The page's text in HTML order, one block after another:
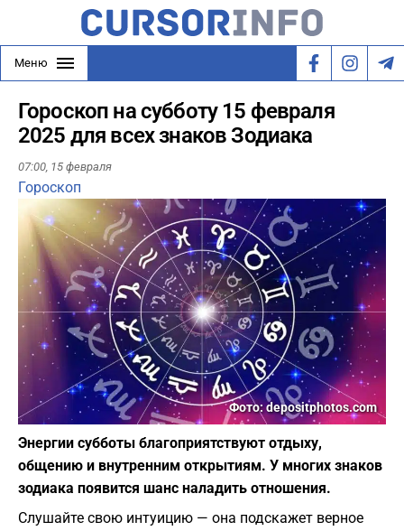
Меню
Гороскоп на субботу 15 февраля
2025 для всех знаков Зодиака
07:00, 15 февраля
Гороскоп
Фото: depositphotos.com
Энергии субботы благоприятствуют отдыху,
общению и внутренним открытиям. У многих знаков
зодиака появится шанс наладить отношения.
Слушайте свою интуицию — она подскажет верное